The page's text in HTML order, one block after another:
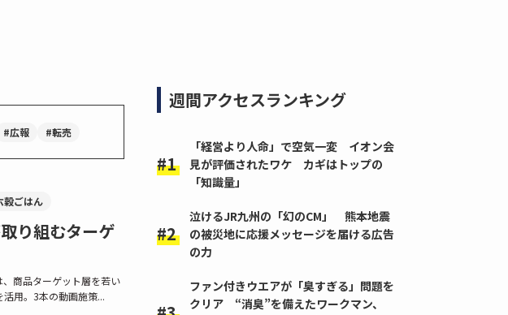
#広報 #転売
穀ごはん
り組むターゲ
商品ターゲット層を若い
活用。3本の動画施策...
週間アクセスランキング
「経営より人命」で空気一変 イオン会
見が評価されたワケ カギはトップの
「知識量」
泣けるJR九州の「幻のCM」 熊本地震
の被災地に応援メッセージを届ける広告
の力
ファン付きウエアが「臭すぎる」問題を
クリア “消臭”を備えたワークマン、